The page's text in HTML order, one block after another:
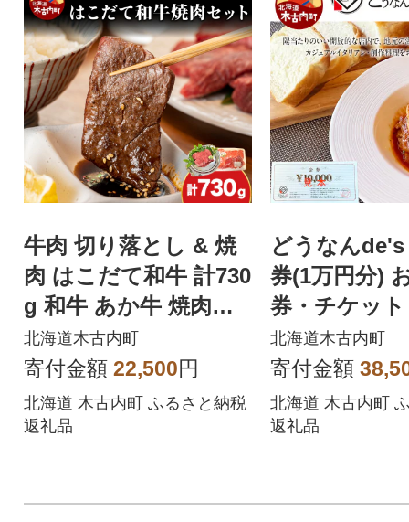
牛肉 切り落とし & 焼
肉 はこだて和牛 計730
g 和牛 あか牛 焼肉セ
ット バーベキュー
北海道木古内町
寄付金額 22,500円
北海道 木古内町 ふるさと納税
返礼品
どうなん
券(1万円分)
券・チケット
北海道木古内町
寄付金額
北海道 木古内町
返礼品